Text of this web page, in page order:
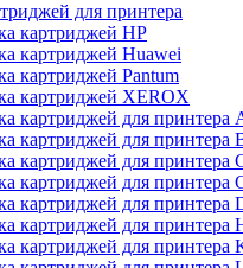
для принтера
картриджей HP
картриджей Huawei
картриджей Pantum
картриджей XEROX
картриджей для принтера
картриджей для принтера
картриджей для принтера
картриджей для принтера
картриджей для принтера
картриджей для принтера
картриджей для принтера